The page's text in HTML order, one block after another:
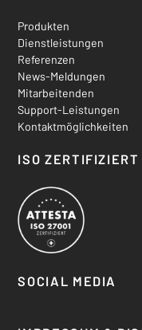
Produkten
Dienstleistungen
Referenzen
News-Meldungen
Mitarbeitenden
Support-Leistungen
Kontaktmöglichkeiten
ISO ZERTIFIZIERT
SOCIAL MEDIA